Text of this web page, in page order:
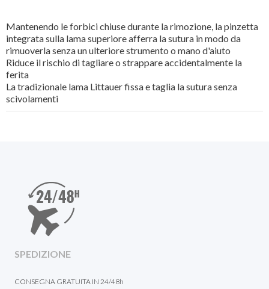
Mantenendo le forbici chiuse durante la rimozione, la pinzetta
integrata sulla lama superiore afferra la sutura in modo da
rimuoverla senza un ulteriore strumento o mano d'aiuto
Riduce il rischio di tagliare o strappare accidentalmente la
ferita
La tradizionale lama Littauer fissa e taglia la sutura senza
scivolamenti
SPEDIZIONE
CONSEGNA GRATUITA IN 24/48h